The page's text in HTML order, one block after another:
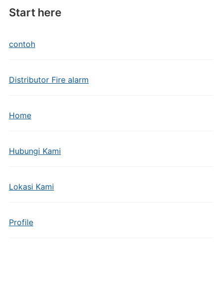
Start here
contoh
Distributor Fire alarm
Home
Hubungi Kami
Lokasi Kami
Profile